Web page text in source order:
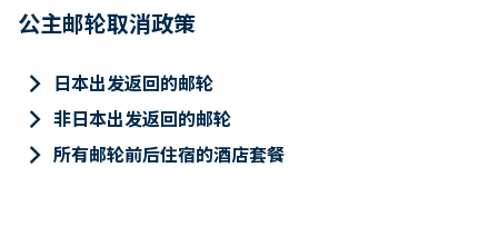
公主邮轮取消政策
keyboard_arrow_right 日本出发返回的邮轮
keyboard_arrow_right 非日本出发返回的邮轮
keyboard_arrow_right 所有邮轮前后住宿的酒店套餐